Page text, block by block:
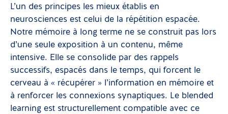
L’un des principes les mieux établis en
neurosciences est celui de la répétition espacée.
Notre mémoire à long terme ne se construit pas lors
d’une seule exposition à un contenu, même
intensive. Elle se consolide par des rappels
successifs, espacés dans le temps, qui forcent le
cerveau à « récupérer » l’information en mémoire et
à renforcer les connexions synaptiques. Le blended
learning est structurellement compatible avec ce